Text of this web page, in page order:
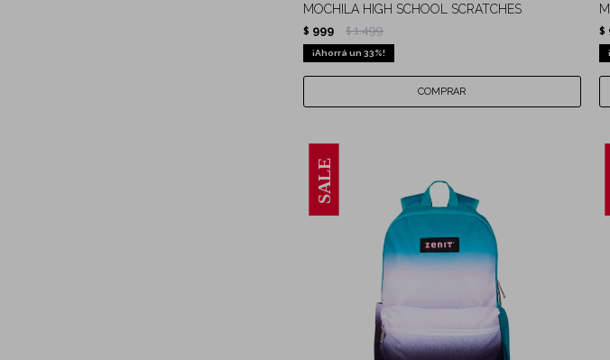
MOCHILA HIGH SCHOOL SCRATCHES
$ 999 $ 1.499
33
$